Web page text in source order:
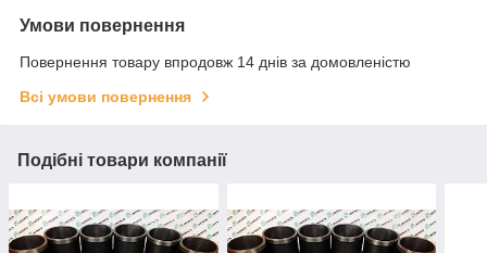
Умови повернення
Повернення товару впродовж 14 днів за домовленістю
Всі умови повернення
Подібні товари компанії